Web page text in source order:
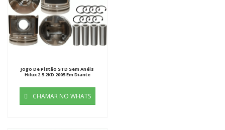
Jogo De Pistão STD Sem Anéis
Hilux 2.5 2KD 2005 Em Diante
CHAMAR NO WHATS